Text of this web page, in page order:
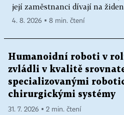
její zaměstnanci dívají na
4. 8. 2026 ▪ 8 min. čtení
Humanoidní roboti v
zvládli v kvalitě
specializovanými
chirurgickými systémy
31. 7. 2026 ▪ 2 min. čtení